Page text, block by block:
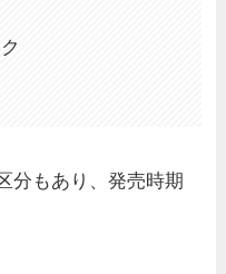
分もあり、発売時期